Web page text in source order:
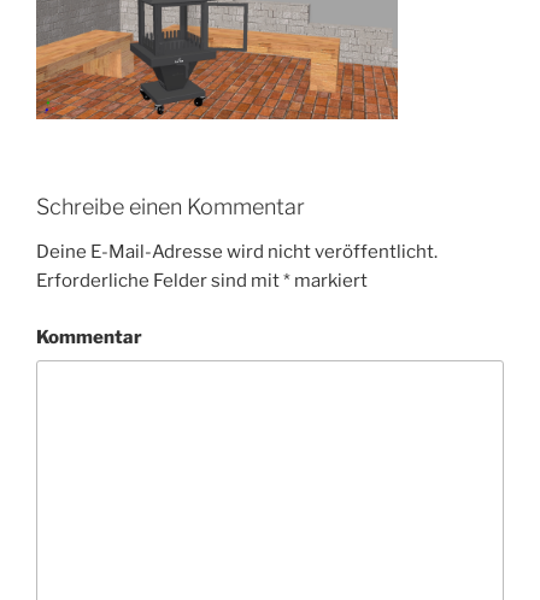
Schreibe einen Kommentar
Deine E-Mail-Adresse wird nicht veröffentlicht.
Erforderliche Felder sind mit* markiert
Kommentar